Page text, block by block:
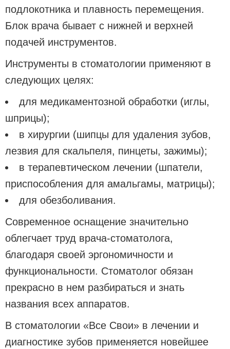
подлокотника и плавность перемещения.
Блок врача бывает с нижней и верхней
подачей инструментов.
Инструменты в стоматологии применяют в
следующих целях:
для медикаментозной обработки (иглы,
шприцы);
в хирургии (шипцы для удаления зубов,
лезвия для скальпеля, пинцеты, зажимы);
в терапевтическом лечении (шпатели,
приспособления для амальгамы, матрицы);
для обезболивания.
Современное оснащение значительно
облегчает труд врача-стоматолога,
благодаря своей эргономичности и
функциональности. Стоматолог обязан
прекрасно в нем разбираться и знать
названия всех аппаратов.
В стоматологии «Все Свои» в лечении и
диагностике зубов применяется новейшее